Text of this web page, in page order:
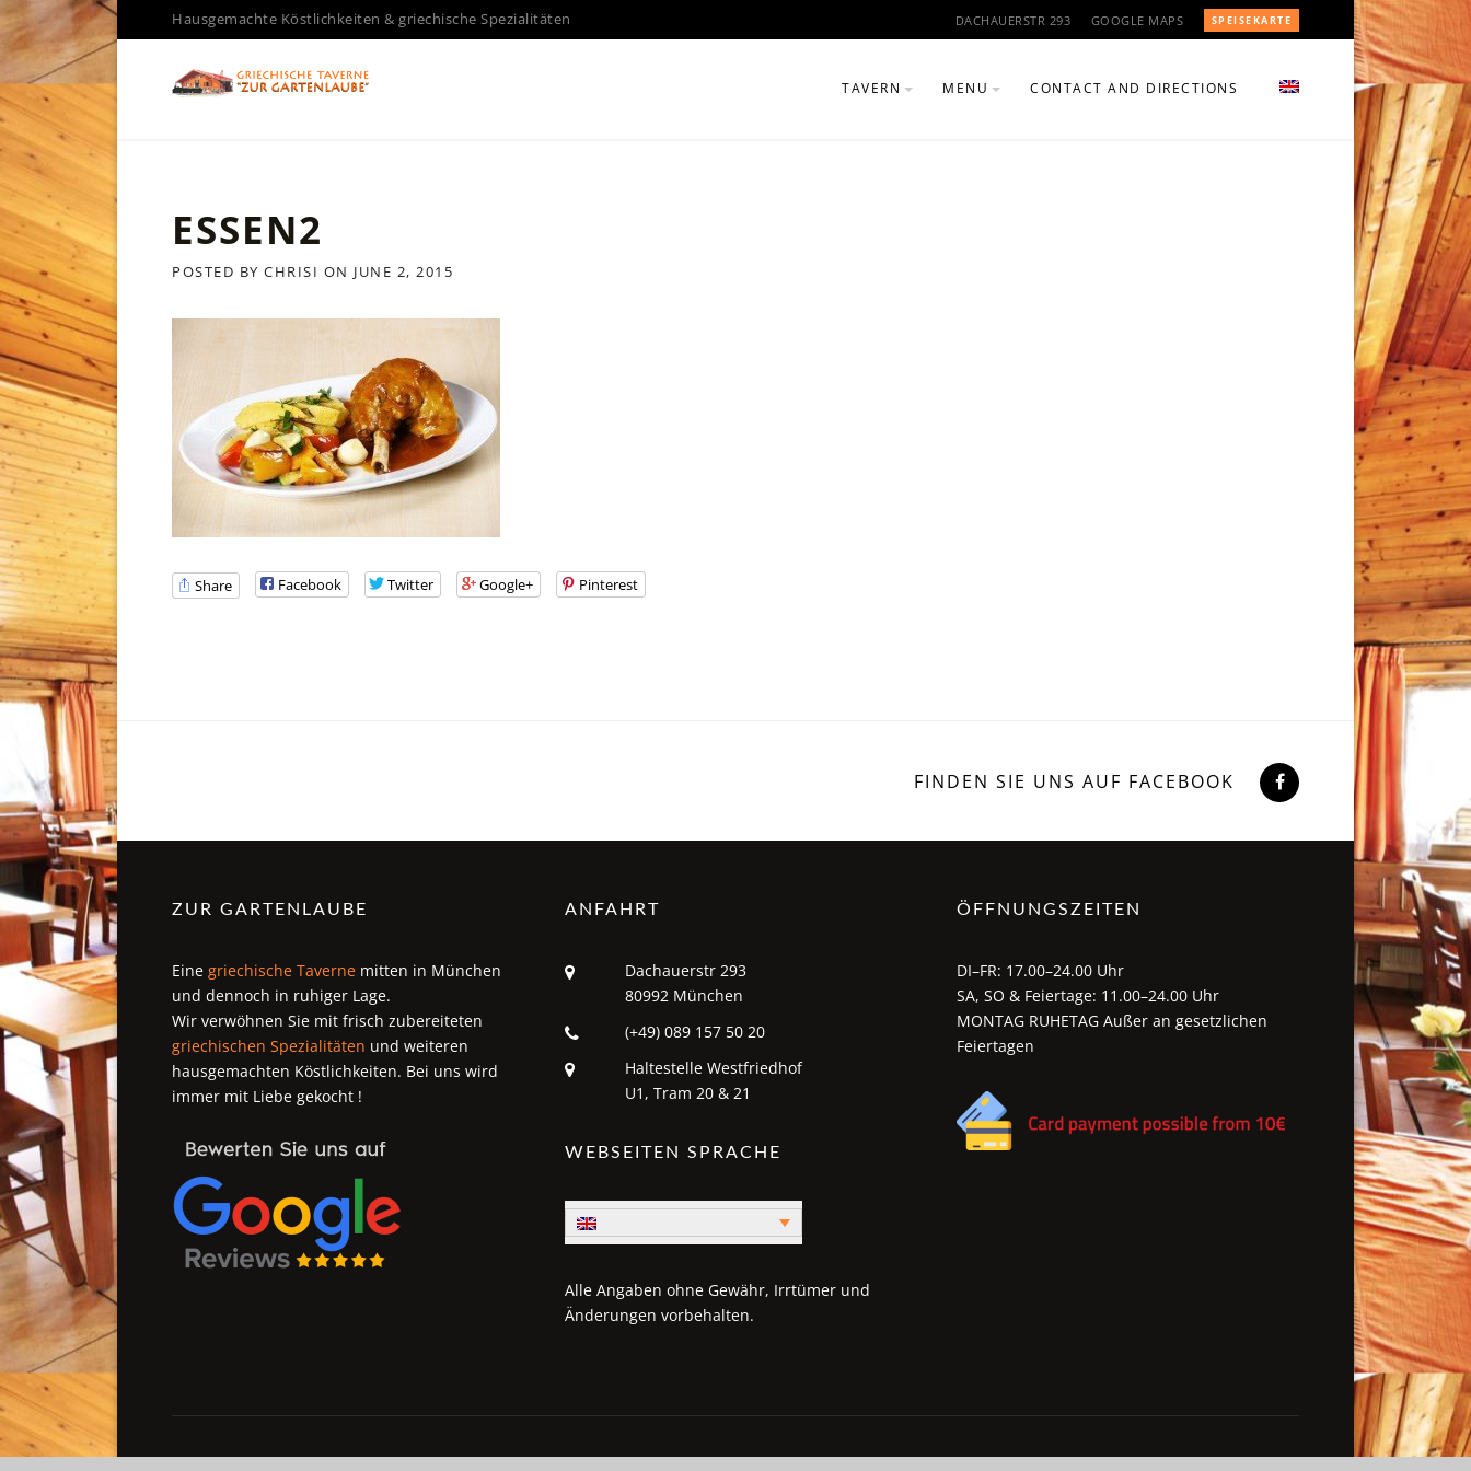
Skip
to
Hausgemachte Köstlichkeiten & griechische Spezialitäten DACHAUERSTR 293 GOOGLE MAPS SPEISEKARTE
TAVERN MENU CONTACT AND DIRECTIONS
ESSEN2
POSTED BY CHRISI ON JUNE 2, 2015
Share Facebook Twitter Google+ Pinterest
FINDEN SIE UNS AUF FACEBOOK
ZUR GARTENLAUBE
Eine griechische Taverne mitten in München
und dennoch in ruhiger Lage.
Wir verwöhnen Sie mit frisch zubereiteten
griechischen Spezialitäten und weiteren
hausgemachten Köstlichkeiten. Bei uns wird
immer mit Liebe gekocht !
ANFAHRT
Dachauerstr 293
80992 München
(+49) 089 157 50 20
Haltestelle Westfriedhof
U1, Tram 20 & 21
WEBSEITEN SPRACHE
Alle Angaben ohne Gewähr, Irrtümer und
Änderungen vorbehalten.
ÖFFNUNGSZEITEN
DI–FR: 17.00–24.00 Uhr
SA, SO & Feiertage: 11.00–24.00 Uhr
MONTAG RUHETAG Außer an gesetzlichen
Feiertagen